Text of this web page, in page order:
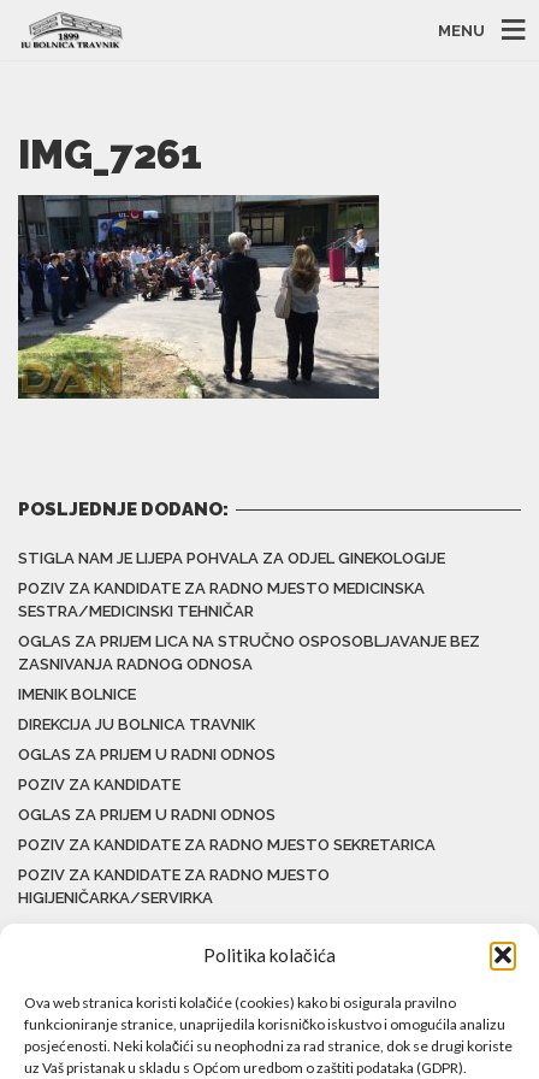
Politika kolačića
Ova web stranica koristi kolačiće (cookies) kako bi osigurala pravilno
funkcioniranje stranice, unaprijedila korisničko iskustvo i omogućila analizu
posjećenosti. Neki kolačići su neophodni za rad stranice, dok se drugi koriste
uz Vaš pristanak u skladu s Općom uredbom o zaštiti podataka (GDPR).
MENU
IMG_7261
POSLJEDNJE DODANO:
STIGLA NAM JE LIJEPA POHVALA ZA ODJEL GINEKOLOGIJE
POZIV ZA KANDIDATE ZA RADNO MJESTO MEDICINSKA
SESTRA/MEDICINSKI TEHNIČAR
OGLAS ZA PRIJEM LICA NA STRUČNO OSPOSOBLJAVANJE BEZ
ZASNIVANJA RADNOG ODNOSA
IMENIK BOLNICE
DIREKCIJA JU BOLNICA TRAVNIK
OGLAS ZA PRIJEM U RADNI ODNOS
POZIV ZA KANDIDATE
OGLAS ZA PRIJEM U RADNI ODNOS
POZIV ZA KANDIDATE ZA RADNO MJESTO SEKRETARICA
POZIV ZA KANDIDATE ZA RADNO MJESTO
HIGIJENIČARKA/SERVIRKA